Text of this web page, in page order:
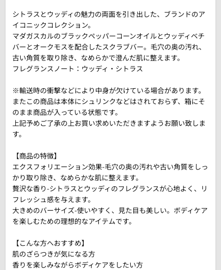
シトラスとウッディの魅力の両面を引き出した、ブランドのア
イコニックコレクション。
マダガスカルのブラックペッパーコーンオイルとウッディベチ
バーとオークモスを配合したスクラブバー。毛穴の奥の汚れ、
古い角質を取り除き、なめらかで澄んだ肌に整えます。
フレグランスノート：ウッディ・シトラス
※輸送時の衝撃などにより中身が欠けている場合があります。
またこの商品は本体にシュリンクなどはされておらず、箱にそ
のまま商品が入っている状態です。
上記予めご了承の上お買い求めいただきますようお願い致しま
す。
【商品の特徴】
エクスフォリエーション効果-毛穴の奥の汚れや古い角質をしっ
かり取り除き、なめらかな肌に整えます。
贅沢な香り-シトラスとウッディのフレグランスが心地よく、リ
フレッシュ感を与えます。
大きめのバーサイズ-使いやすく、見た目も美しい。ボディケア
を楽しむための理想的なアイテムです。
【こんな方へおすすめ】
肌のざらつきが気になる方
香りを楽しみながらボディケアをしたい方